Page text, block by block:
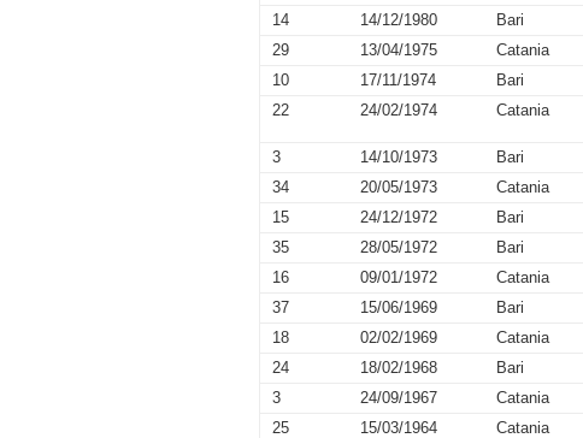
14
14/12/1980 Bari
29
13/04/1975 Catania
10
17/11/1974 Bari
22
24/02/1974 Catania
3
14/10/1973 Bari
34
20/05/1973 Catania
15
24/12/1972 Bari
35
28/05/1972 Bari
16
09/01/1972 Catania
37
15/06/1969 Bari
18
02/02/1969 Catania
24
18/02/1968 Bari
3
24/09/1967 Catania
25
15/03/1964 Catania